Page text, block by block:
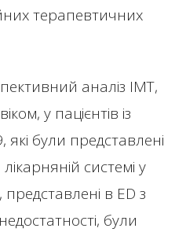
терапевтичних
аналіз ІМТ,
у пацієнтів із
були представлені
системі у
в ED з
були